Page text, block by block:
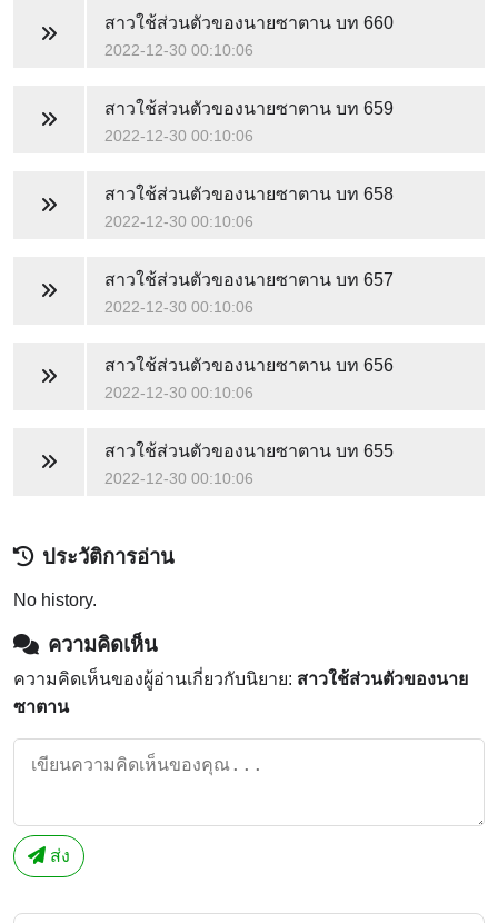
สาวใช้ส่วนตัวของนายซาตานบท 660
2022-12-30 00:10:06
สาวใช้ส่วนตัวของนายซาตานบท 659
2022-12-30 00:10:06
สาวใช้ส่วนตัวของนายซาตานบท 658
2022-12-30 00:10:06
สาวใช้ส่วนตัวของนายซาตานบท 657
2022-12-30 00:10:06
สาวใช้ส่วนตัวของนายซาตานบท 656
2022-12-30 00:10:06
สาวใช้ส่วนตัวของนายซาตานบท 655
2022-12-30 00:10:06
ประวัติการอ่าน
No history.
ความคิดเห็น
ความคิดเห็นของผู้อ่านเกี่ยวกับนิยาย: สาวใช้ส่วนตัวของนาย
ซาตาน
ส่ง